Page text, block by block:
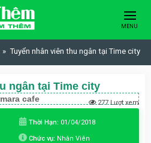
MENU
Tuyển nhân viên thu ngân tại Time city
ngân tại Time city
cafe 277 Lượt xem
Thời Hạn: 01/04/2018
Chức vụ: Nhân Viên